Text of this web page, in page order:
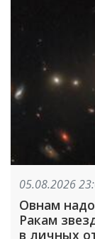
05.08.2026
Овнам
Ракам
в личных